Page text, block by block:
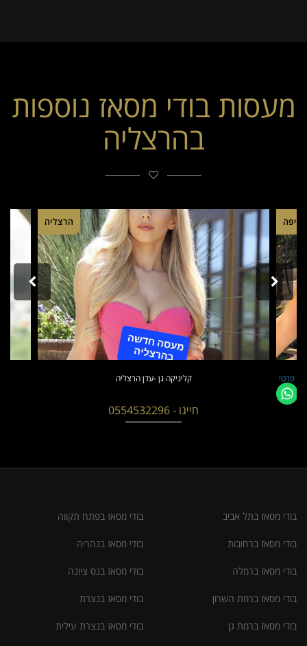
מעסות בודי מסאז נוספות
בהרצליה
חיפה
פרטי
הרצליה
קליניקה גן -עדן הרצליה
חייגו - 0554532296
בודי מסאז בתל אביב
בודי מסאז ברחובות
בודי מסאז ברמלה
בודי מסאז ברמת השרון
בודי מסאז ברמת גן
בודי מסאז בפתח תקווה
בודי מסאז בנהריה
בודי מסאז בנס ציונה
בודי מסאז בנצרת
בודי מסאז בנצרת עילית